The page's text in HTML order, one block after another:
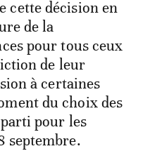
cette décision en
de la
pour tous ceux
de leur
à certaines
du choix des
pour les
septembre.